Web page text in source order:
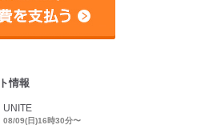
情報
UNITE
08/09(日)16時30分〜